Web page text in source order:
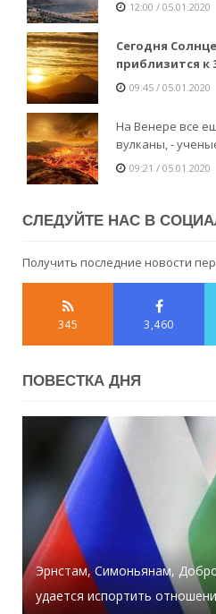
12:00 / 05.01.2020
Сегодня
приблизится к
09:45 / 05.01.2020
На Венере все
вулканы, -
09:21 / 05.01.2020
СЛЕДУЙТЕ НАС В
Получить последние новости
345 3,460
ПОВЕСТКА ДНЯ
Эрнстам, Симоньянам,
удается испортить
За сегодняшний день в